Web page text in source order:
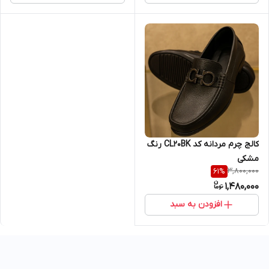
کالج چرم مردانه کد CL20BK رنگ
مشکی
3,800,000
61%
1,480,000
افزودن به سبد